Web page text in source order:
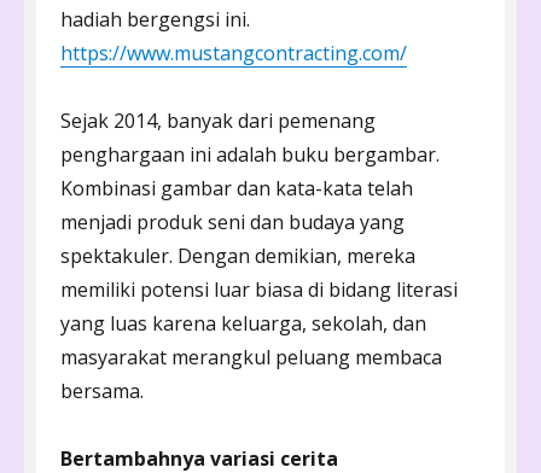
hadiah bergengsi ini.
https://www.mustangcontracting.com/
Sejak 2014, banyak dari pemenang
penghargaan ini adalah buku bergambar.
Kombinasi gambar dan kata-kata telah
menjadi produk seni dan budaya yang
spektakuler. Dengan demikian, mereka
memiliki potensi luar biasa di bidang literasi
yang luas karena keluarga, sekolah, dan
masyarakat merangkul peluang membaca
bersama.
Bertambahnya variasi cerita